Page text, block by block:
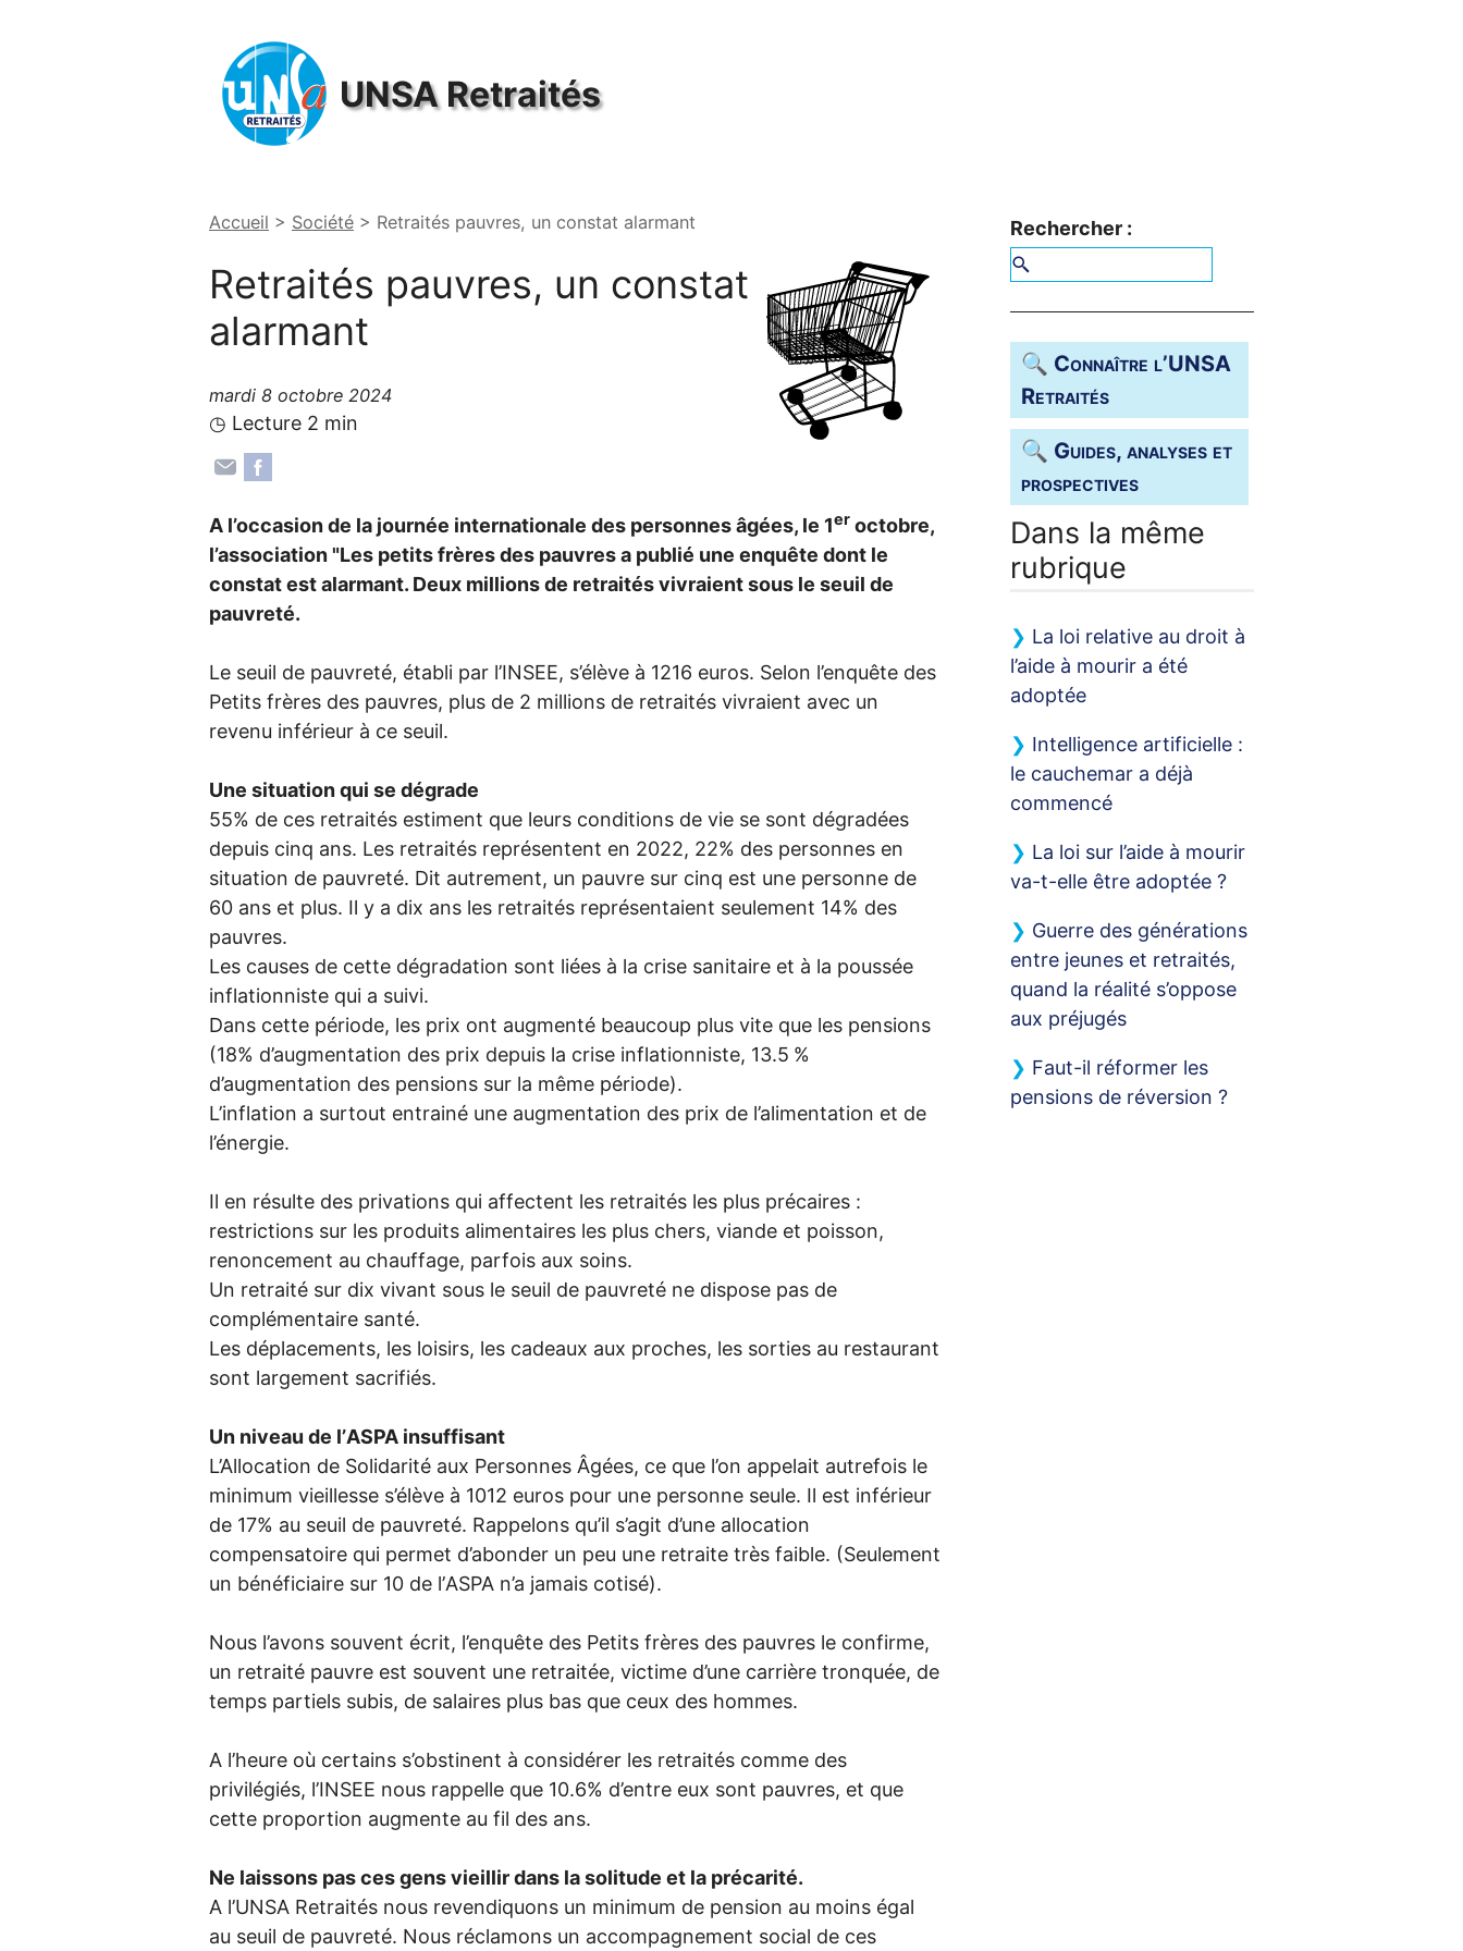
UNSARetraités
Accueil > Société > Retraités pauvres, un constat alarmant
Retraités pauvres, un constat
alarmant
mardi 8 octobre 2024
◷ Lecture 2 min
A l’occasion de la journée internationale des personnes âgées, le 1er octobre,
l’association "Les petits frères des pauvres a publié une enquête dont le
constat est alarmant. Deux millions de retraités vivraient sous le seuil de
pauvreté.
Le seuil de pauvreté, établi par l’INSEE, s’élève à 1216 euros. Selon l’enquête des
Petits frères des pauvres, plus de 2 millions de retraités vivraient avec un
revenu inférieur à ce seuil.
Une situation qui se dégrade
55% de ces retraités estiment que leurs conditions de vie se sont dégradées
depuis cinq ans. Les retraités représentent en 2022, 22% des personnes en
situation de pauvreté. Dit autrement, un pauvre sur cinq est une personne de
60 ans et plus. Il y a dix ans les retraités représentaient seulement 14% des
pauvres.
Les causes de cette dégradation sont liées à la crise sanitaire et à la poussée
inflationniste qui a suivi.
Dans cette période, les prix ont augmenté beaucoup plus vite que les pensions
(18% d’augmentation des prix depuis la crise inflationniste, 13.5 %
d’augmentation des pensions sur la même période).
L’inflation a surtout entrainé une augmentation des prix de l’alimentation et de
l’énergie.
Il en résulte des privations qui affectent les retraités les plus précaires :
restrictions sur les produits alimentaires les plus chers, viande et poisson,
renoncement au chauffage, parfois aux soins.
Un retraité sur dix vivant sous le seuil de pauvreté ne dispose pas de
complémentaire santé.
Les déplacements, les loisirs, les cadeaux aux proches, les sorties au restaurant
sont largement sacrifiés.
Un niveau de l’ASPA insuffisant
L’Allocation de Solidarité aux Personnes Âgées, ce que l’on appelait autrefois le
minimum vieillesse s’élève à 1012 euros pour une personne seule. Il est inférieur
de 17% au seuil de pauvreté. Rappelons qu’il s’agit d’une allocation
compensatoire qui permet d’abonder un peu une retraite très faible. (Seulement
un bénéficiaire sur 10 de l’ASPA n’a jamais cotisé).
Nous l’avons souvent écrit, l’enquête des Petits frères des pauvres le confirme,
un retraité pauvre est souvent une retraitée, victime d’une carrière tronquée, de
temps partiels subis, de salaires plus bas que ceux des hommes.
A l’heure où certains s’obstinent à considérer les retraités comme des
privilégiés, l’INSEE nous rappelle que 10.6% d’entre eux sont pauvres, et que
cette proportion augmente au fil des ans.
Ne laissons pas ces gens vieillir dans la solitude et la précarité.
A l’UNSA Retraités nous revendiquons un minimum de pension au moins égal
au seuil de pauvreté. Nous réclamons un accompagnement social de ces
Rechercher :
🔍 Connaître l’UNSA
Retraités
🔍 Guides, analyses et
prospectives
Dans la même
rubrique
La loi relative au droit à
l’aide à mourir a été
adoptée
Intelligence artificielle :
le cauchemar a déjà
commencé
La loi sur l’aide à mourir
va-t-elle être adoptée ?
Guerre des générations
entre jeunes et retraités,
quand la réalité s’oppose
aux préjugés
Faut-il réformer les
pensions de réversion ?